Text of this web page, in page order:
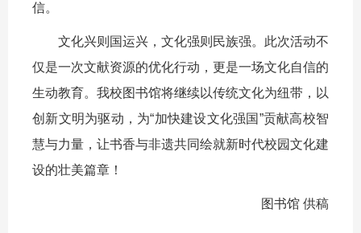
信。
文化兴则国运兴，文化强则民族强。此次活动不
仅是一次文献资源的优化行动，更是一场文化自信的
生动教育。我校图书馆将继续以传统文化为纽带，以
创新文明为驱动，为“加快建设文化强国”贡献高校智
慧与力量，让书香与非遗共同绘就新时代校园文化建
设的壮美篇章！
图书馆 供稿